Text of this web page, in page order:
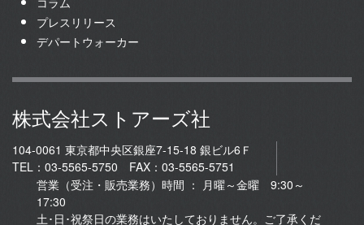
プレスリリース
デパートウォーカー
株式会社ストアーズ社
104-0061 東京都中央区銀座7-15-18 銀ビル6Ｆ
TEL：03-5565-5750 FAX：03-5565-5751
営業（受注・販売業務）時間 ： 月曜～金曜 9:30～
17:30
土･日･祝祭日の業務はいたしておりません。ご了承くだ